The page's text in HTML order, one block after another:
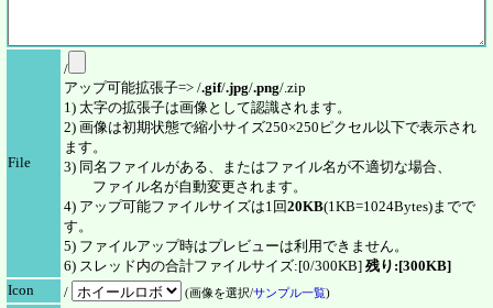
File
/
アップ可能拡張子=> /.gif/.jpg/.png/.zip
1) 太字の拡張子は画像として認識されます。
2) 画像は初期状態で縮小サイズ250×250ピクセル以下で表示され
ます。
3) 同名ファイルがある、またはファイル名が不適切な場合、
ファイル名が自動変更されます。
4) アップ可能ファイルサイズは1回20KB(1KB=1024Bytes)までで
す。
5) ファイルアップ時はプレビューは利用できません。
6) スレッド内の合計ファイルサイズ:[0/300KB] 残り:[300KB]
Icon
/ (画像を選択/サンプル一覧)